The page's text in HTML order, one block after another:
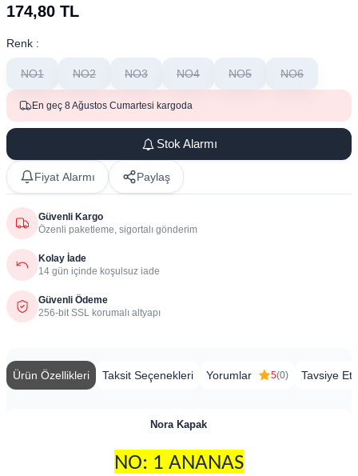
174,80 TL
Renk :
NO1 NO2 NO3 NO4 NO5 NO6
En geç 8 Ağustos Cumartesi kargoda
Stok Alarmı
Fiyat Alarmı Paylaş
Güvenli Kargo
Özenli paketleme, sigortalı gönderim
Kolay İade
14 gün içinde koşulsuz iade
Güvenli Ödeme
256-bit SSL korumalı altyapı
Ürün Özellikleri Taksit Seçenekleri Yorumlar 5(0) Tavsiye Et
Nora Kapak
NO: 1 ANANAS